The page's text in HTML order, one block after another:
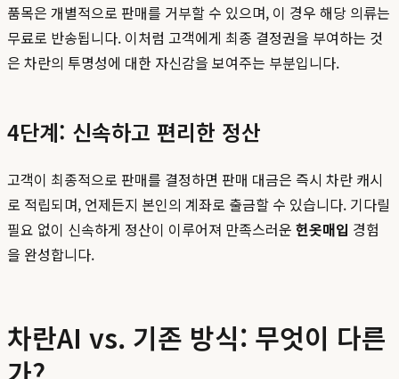
품목은 개별적으로 판매를 거부할 수 있으며, 이 경우 해당 의류는
무료로 반송됩니다. 이처럼 고객에게 최종 결정권을 부여하는 것
은 차란의 투명성에 대한 자신감을 보여주는 부분입니다.
4단계: 신속하고 편리한 정산
고객이 최종적으로 판매를 결정하면 판매 대금은 즉시 차란 캐시
로 적립되며, 언제든지 본인의 계좌로 출금할 수 있습니다. 기다릴
필요 없이 신속하게 정산이 이루어져 만족스러운 헌옷매입 경험
을 완성합니다.
차란AI vs. 기존 방식: 무엇이 다른